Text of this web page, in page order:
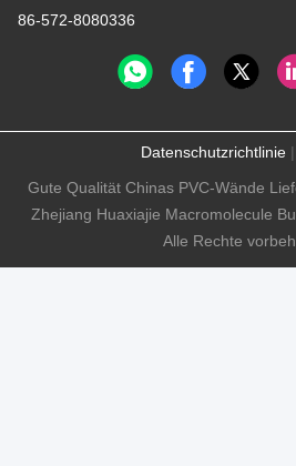
86-572-8080336
Datenschutzrichtlinie|
Gute Qualität Chinas PVC-Wände
Zhejiang Huaxiajie Macromolecule
Alle Rechte